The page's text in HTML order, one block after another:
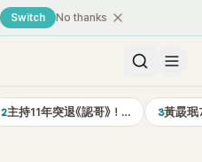
Switch No thanks
2主持11年突退《認哥》！… 3黃晸